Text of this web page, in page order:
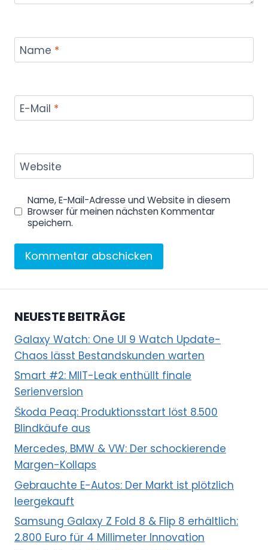
Name *
E-Mail *
Website
Name, E-Mail-Adresse und Website in diesem
Browser für meinen nächsten Kommentar
speichern.
NEUESTE BEITRÄGE
Galaxy Watch: One UI 9 Watch Update-
Chaos lässt Bestandskunden warten
Smart #2: MIIT-Leak enthüllt finale
Serienversion
Škoda Peaq: Produktionsstart löst 8.500
Blindkäufe aus
Mercedes, BMW & VW: Der schockierende
Margen-Kollaps
Gebrauchte E-Autos: Der Markt ist plötzlich
leergekauft
Samsung Galaxy Z Fold 8 & Flip 8 erhältlich:
2.800 Euro für 4 Millimeter Innovation